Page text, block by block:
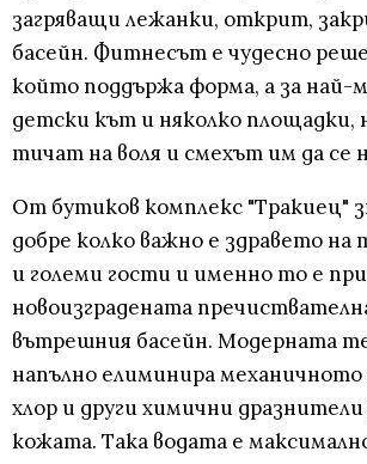
загряващи лежанки, открит,
басейн. Фитнесът е чудесно
който поддържа форма, а за
детски кът и няколко площадки,
тичат на воля и смехът им да се
От бутиков комплекс "Тракиец"
добре колко важно е здравето
и големи гости и именно то е
новоизградената
вътрешния басейн. Модерната
напълно елиминира механичното
хлор и други химични
кожата. Така водата е